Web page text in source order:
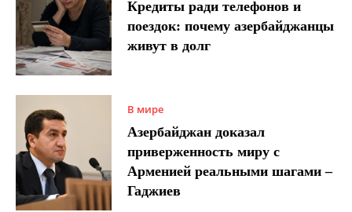
Кредиты ради телефонов и
поездок: почему азербайджанцы
живут в долг
В мире
Азербайджан доказал
приверженность миру с
Арменией реальными шагами –
Гаджиев